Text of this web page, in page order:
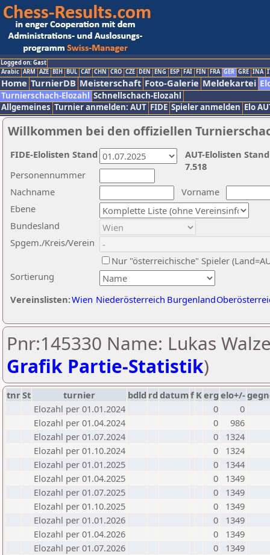
Logged on: Gast
Arabic ARM AZE BIH BUL CAT CHN CRO CZE DEN ENG ESP FAI FIN FRA GER GRE INA
Home TurnierDB Meisterschaft Foto-Galerie Meldekartei
Turnierschach-Elozahl Schnellschach-Elozahl
Allgemeines Turnier anmelden: AUT FIDE Spieler anmelden Elo
Willkommen bei den offiziellen
Nachname
Vorname
Ebene
Sortierung
Personennummer
Bundesland
Spgem./Kreis/Verein
Nur "österreichische" Spieler
Vereinslisten:Wien Niederösterreich Burgenland
AUT-Elolisten
7.518
FIDE-Elolisten Stand
Pnr:145330 Name: Lukas
Grafik Partie-Statistik)
tnrSt turnier bdld rd datumf Kerg elo+/-
Elozahl per 01.01.2024
0
0
Elozahl per 01.04.2024
0
986
Elozahl per 01.07.2024
0
1324
Elozahl per 01.10.2024
0
1324
Elozahl per 01.01.2025
0
1344
Elozahl per 01.04.2025
0
1349
Elozahl per 01.07.2025
0
1349
Elozahl per 01.10.2025
0
1349
Elozahl per 01.01.2026
0
1349
Elozahl per 01.04.2026
0
1349
Elozahl per 01.07.2026
0
1349